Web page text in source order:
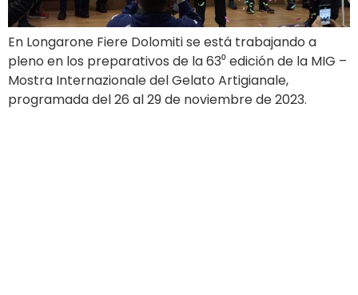
En Longarone Fiere Dolomiti se está trabajando a
pleno en los preparativos de la 63⁰ edición de la MIG –
Mostra Internazionale del Gelato Artigianale,
programada del 26 al 29 de noviembre de 2023.